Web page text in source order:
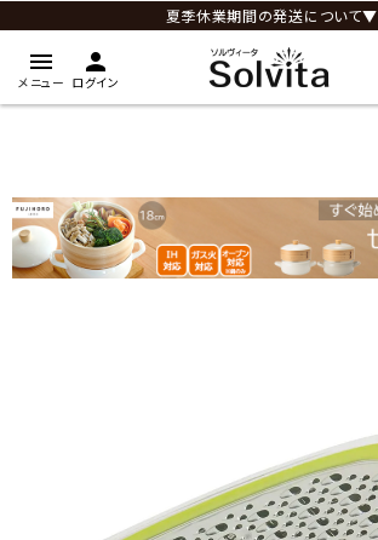
夏季休業期間の発送について▼
menu
メニュー
person
ログイン